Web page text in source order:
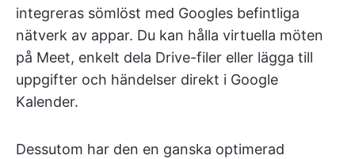
integreras sömlöst med Googles befintliga
nätverk av appar. Du kan hålla virtuella möten
på Meet, enkelt dela Drive-filer eller lägga till
uppgifter och händelser direkt i Google
Kalender.
Dessutom har den en ganska optimerad